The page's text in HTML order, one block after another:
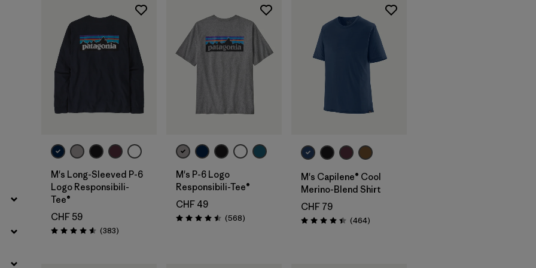
Caratteristiche
M's Long-Sleeved P-6
Logo Responsibili-
Tee®
CHF 59
Valutazione: 4.6 / 5
(383Recensioni
)
M's P-6 Logo
Responsibili-Tee®
CHF 49
Valutazione: 4.5 / 5
(568Recensioni
)
M's Capilene® Cool
Merino-Blend Shirt
CHF 79
Valutazione: 4.5 / 5
(464Recensioni
)